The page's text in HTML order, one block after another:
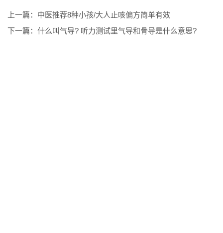
上一篇： 中医推荐8种小孩/大人止咳偏方简单有效
下一篇： 什么叫气导? 听力测试里气导和骨导是什么意思?